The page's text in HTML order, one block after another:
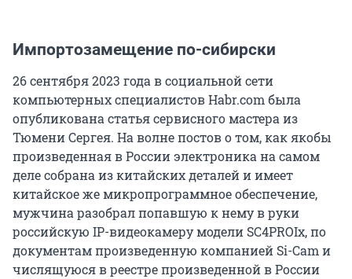
Импортозамещение по-сибирски
26 сентября 2023 года в социальной сети
компьютерных специалистов Habr.com была
опубликована статья сервисного мастера из
Тюмени Сергея. На волне постов о том, как якобы
произведенная в России электроника на самом
деле собрана из китайских деталей и имеет
китайское же микропрограммное обеспечение,
мужчина разобрал попавшую к нему в руки
российскую IP-видеокамеру модели SC4PROIх, по
документам произведенную компанией Si-Cam и
числящуюся в реестре произведенной в России